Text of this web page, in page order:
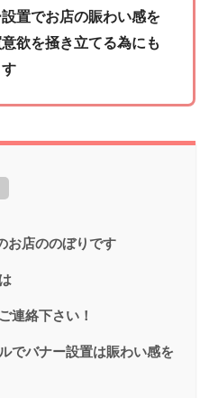
置でお店の賑わい感を
欲を掻き立てる為にも
お店ののぼりです
連絡下さい！
でバナー設置は賑わい感を